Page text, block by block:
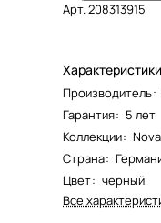
Арт.208313915
Характеристики
Производитель:
Гарантия: 5 лет
Коллекции:
Страна:
Цвет: черный
Все